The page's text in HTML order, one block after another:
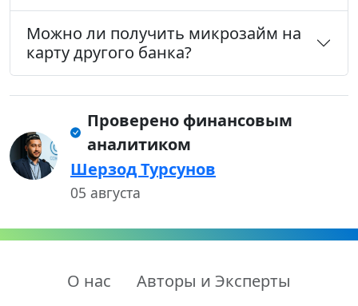
Можно ли получить микрозайм на
карту другого банка?
Проверено финансовым
аналитиком
Шерзод Турсунов
05 августа
О нас
Авторы и Эксперты